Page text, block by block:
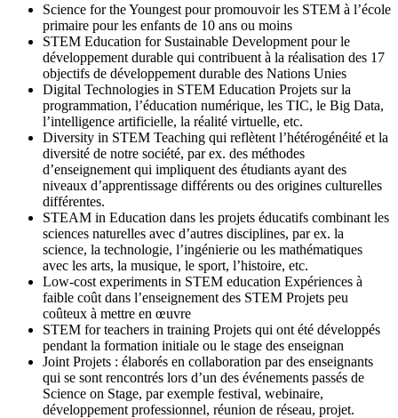
Science for the Youngest pour promouvoir les STEM à l’école
primaire pour les enfants de 10 ans ou moins
STEM Education for Sustainable Development pour le
développement durable qui contribuent à la réalisation des 17
objectifs de développement durable des Nations Unies
Digital Technologies in STEM Education Projets sur la
programmation, l’éducation numérique, les TIC, le Big Data,
l’intelligence artificielle, la réalité virtuelle, etc.
Diversity in STEM Teaching qui reflètent l’hétérogénéité et la
diversité de notre société, par ex. des méthodes
d’enseignement qui impliquent des étudiants ayant des
niveaux d’apprentissage différents ou des origines culturelles
différentes.
STEAM in Education dans les projets éducatifs combinant les
sciences naturelles avec d’autres disciplines, par ex. la
science, la technologie, l’ingénierie ou les mathématiques
avec les arts, la musique, le sport, l’histoire, etc.
Low-cost experiments in STEM education Expériences à
faible coût dans l’enseignement des STEM Projets peu
coûteux à mettre en œuvre
STEM for teachers in training Projets qui ont été développés
pendant la formation initiale ou le stage des enseignan
Joint Projets : élaborés en collaboration par des enseignants
qui se sont rencontrés lors d’un des événements passés de
Science on Stage, par exemple festival, webinaire,
développement professionnel, réunion de réseau, projet.